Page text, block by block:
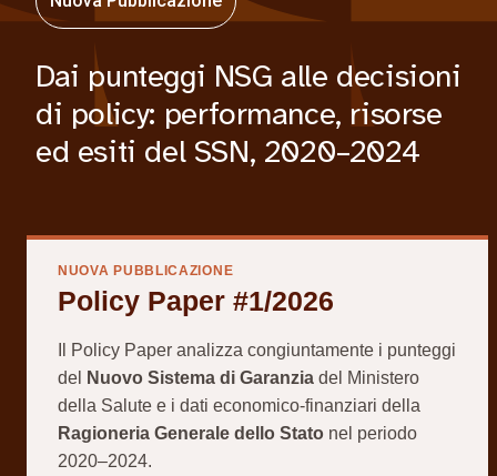
Dai punteggi NSG alle decisioni
di policy: performance, risorse
ed esiti del SSN, 2020–2024
NUOVA PUBBLICAZIONE
Policy Paper #1/2026
Il Policy Paper analizza congiuntamente i punteggi
del
Nuovo Sistema di Garanzia del Ministero
della Salute e i dati economico-finanziari della
Ragioneria Generale dello Stato nel periodo
2020–2024.